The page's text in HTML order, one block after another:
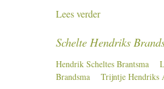
Lees verder
Schelte Hendriks
Hendrik Scheltes Brantsma
Brandsma
Trijntje Hendriks